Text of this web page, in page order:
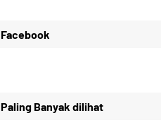
Facebook
Paling Banyak dilihat